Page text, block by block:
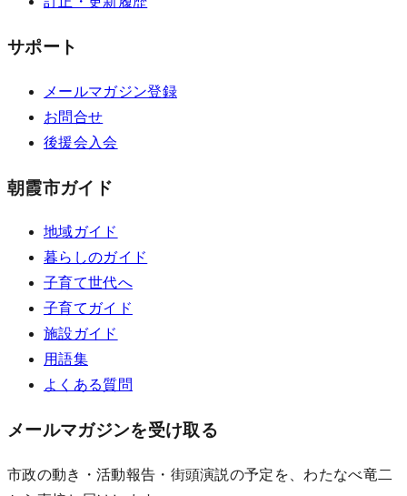
サポート
メールマガジン登録
お問合せ
後援会入会
朝霞市ガイド
地域ガイド
暮らしのガイド
子育て世代へ
子育てガイド
施設ガイド
用語集
よくある質問
メールマガジンを受け取る
市政の動き・活動報告・街頭演説の予定を、わたなべ竜二